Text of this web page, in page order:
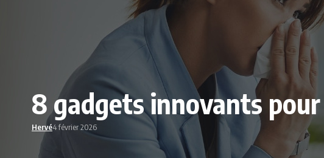
8 gadgets innovants
Hervé4 février 2026